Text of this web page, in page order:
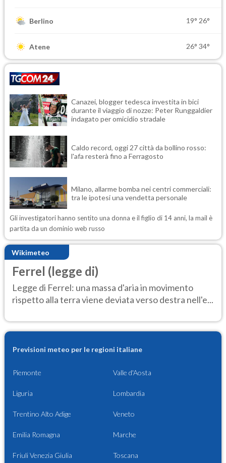
Berlino 19° 26°
Atene 26° 34°
Canazei, blogger tedesca investita in bici
durante il viaggio di nozze: Peter Runggaldier
indagato per omicidio stradale
Caldo record, oggi 27 città da bollino rosso:
l'afa resterà fino a Ferragosto
Milano, allarme bomba nei centri commerciali:
tra le ipotesi una vendetta personale
Gli investigatori hanno sentito una donna e il figlio di 14 anni, la mail è
partita da un dominio web russo
Wikimeteo
Ferrel (legge di)
Legge di Ferrel: una massa d'aria in movimento
rispetto alla terra viene deviata verso destra nell'e...
Previsioni meteo per le regioni italiane
Piemonte Valle d'Aosta
Liguria Lombardia
Trentino Alto Adige Veneto
Emilia Romagna Marche
Friuli Venezia Giulia Toscana